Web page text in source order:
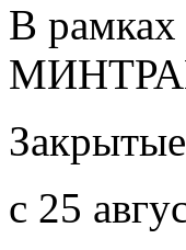
В рамках
с 25